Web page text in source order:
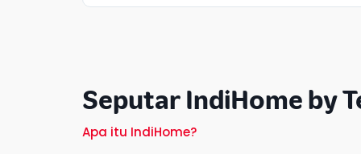
Seputar IndiHome by
Apa itu IndiHome?